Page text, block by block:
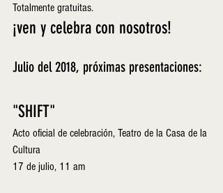
Totalmente gratuitas.
¡ven y celebra con nosotros!
Julio del 2018, próximas presentaciones:
"SHIFT"
Acto oficial de celebración, Teatro de la Casa de la
Cultura
17 de julio, 11 am